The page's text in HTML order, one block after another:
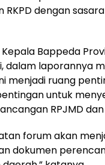
RKPD dengan
Bappeda
dalam laporannya
menjadi ruang
untuk
RPJMD dan
forum akan
dokumen